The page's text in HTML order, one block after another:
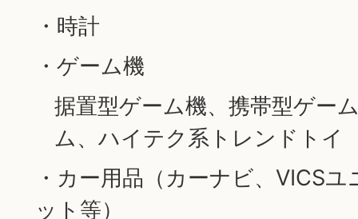
・時計
・ゲーム機
据置型ゲーム機、携帯型ゲー
ム、ハイテク系トレンドトイ
・カー用品（カーナビ、VICS
ット等）